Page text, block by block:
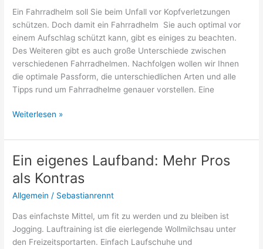
Ein Fahrradhelm soll Sie beim Unfall vor Kopfverletzungen
schützen. Doch damit ein Fahrradhelm Sie auch optimal vor
einem Aufschlag schützt kann, gibt es einiges zu beachten.
Des Weiteren gibt es auch große Unterschiede zwischen
verschiedenen Fahrradhelmen. Nachfolgen wollen wir Ihnen
die optimale Passform, die unterschiedlichen Arten und alle
Tipps rund um Fahrradhelme genauer vorstellen. Eine
Fahrradhelm:
Investition
in
Ihre
Sicherheit!
Weiterlesen »
Ein eigenes Laufband: Mehr Pros
als Kontras
Allgemein / Sebastianrennt
Das einfachste Mittel, um fit zu werden und zu bleiben ist
Jogging. Lauftraining ist die eierlegende Wollmilchsau unter
den Freizeitsportarten. Einfach Laufschuhe und